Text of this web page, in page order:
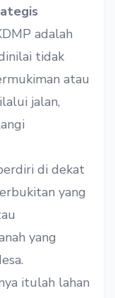
adalah
tidak
atau
jalan,
di dekat
yang
yang
itulah lahan